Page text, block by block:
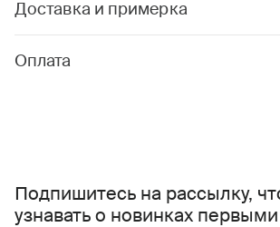
Доставка и примерка
Оплата
Подпишитесь на рассылку,
узнавать о новинках первыми